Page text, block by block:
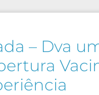
– Dva